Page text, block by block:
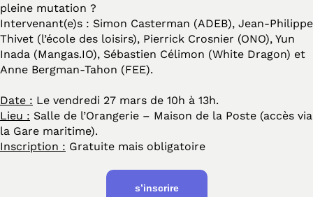
pleine mutation ?
Intervenant(e)s : Simon Casterman (ADEB), Jean-Philippe
Thivet (l’école des loisirs), Pierrick Crosnier (ONO), Yun
Inada (Mangas.IO), Sébastien Célimon (White Dragon) et
Anne Bergman-Tahon (FEE).
Date : Le vendredi 27 mars de 10h à 13h.
Lieu : Salle de l’Orangerie – Maison de la Poste (accès via
la Gare maritime).
Inscription : Gratuite mais obligatoire
s’inscrire